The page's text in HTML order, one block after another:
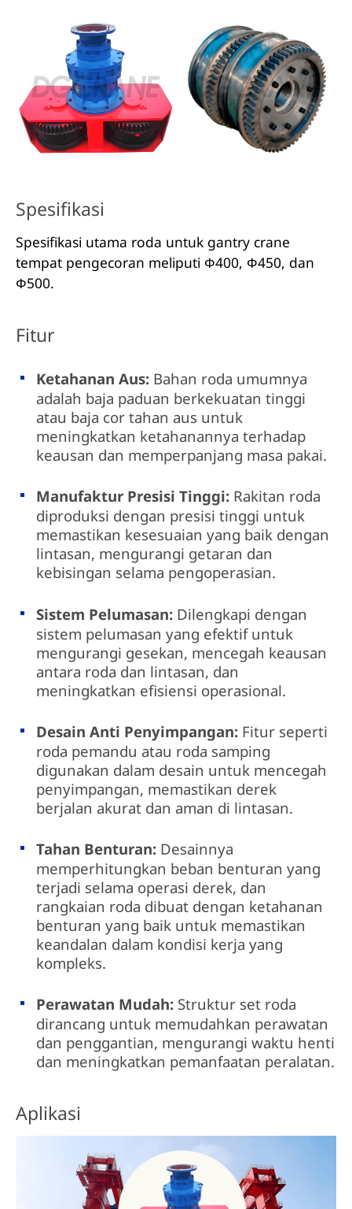
Spesifikasi
Spesifikasi utama roda untuk gantry crane
tempat pengecoran meliputi Φ400, Φ450, dan
Φ500.
Fitur
Ketahanan Aus: Bahan roda umumnya
adalah baja paduan berkekuatan tinggi
atau baja cor tahan aus untuk
meningkatkan ketahanannya terhadap
keausan dan memperpanjang masa pakai.
Manufaktur Presisi Tinggi: Rakitan roda
diproduksi dengan presisi tinggi untuk
memastikan kesesuaian yang baik dengan
lintasan, mengurangi getaran dan
kebisingan selama pengoperasian.
Sistem Pelumasan: Dilengkapi dengan
sistem pelumasan yang efektif untuk
mengurangi gesekan, mencegah keausan
antara roda dan lintasan, dan
meningkatkan efisiensi operasional.
Desain Anti Penyimpangan: Fitur seperti
roda pemandu atau roda samping
digunakan dalam desain untuk mencegah
penyimpangan, memastikan derek
berjalan akurat dan aman di lintasan.
Tahan Benturan: Desainnya
memperhitungkan beban benturan yang
terjadi selama operasi derek, dan
rangkaian roda dibuat dengan ketahanan
benturan yang baik untuk memastikan
keandalan dalam kondisi kerja yang
kompleks.
Perawatan Mudah: Struktur set roda
dirancang untuk memudahkan perawatan
dan penggantian, mengurangi waktu henti
dan meningkatkan pemanfaatan peralatan.
Aplikasi